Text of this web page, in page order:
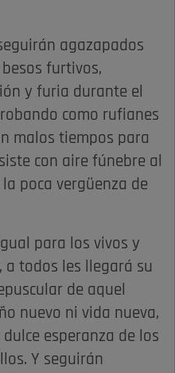
agazapados
furtivos,
y furia durante el
como rufianes
malos tiempos para
con aire fúnebre al
poca vergüenza de
para los vivos y
a todos les llegará su
de aquel
nuevo ni vida nueva,
esperanza de los
Y seguirán